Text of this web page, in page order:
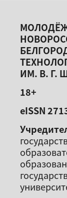
ИМ. В. Г.
18+
eISSN